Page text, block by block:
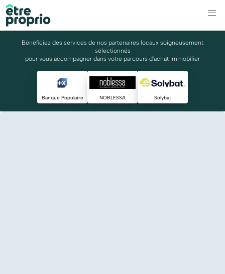
Bénéficiez des services de nos partenaires locaux soigneusement
sélectionnés
pour vous accompagner dans votre parcours d'achat immobilier
Banque Populaire NOBLESSA Solybat